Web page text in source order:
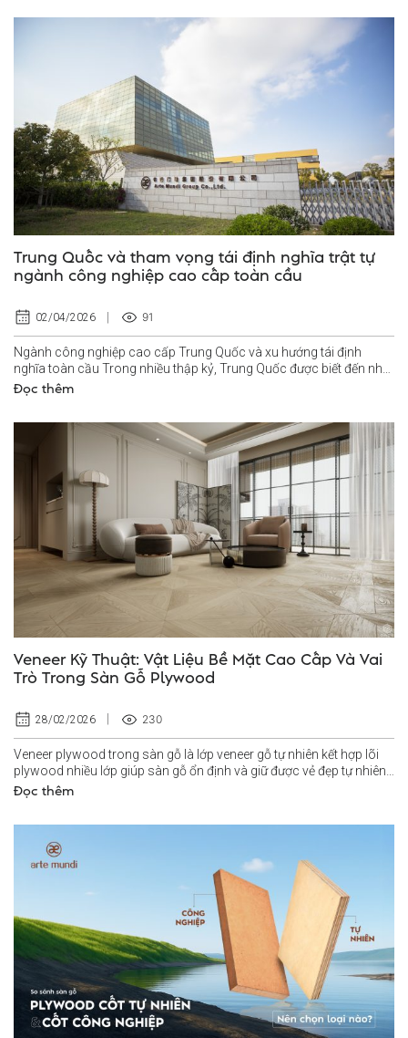
Trung Quốc và tham vọng tái định nghĩa trật tự
ngành công nghiệp cao cấp toàn cầu
02/04/2026 91
Ngành công nghiệp cao cấp Trung Quốc và xu hướng tái định
nghĩa toàn cầu Trong nhiều thập kỷ, Trung Quốc được biết đến như
“công xưởng của thế giới”...
Đọc thêm
Veneer Kỹ Thuật: Vật Liệu Bề Mặt Cao Cấp Và Vai
Trò Trong Sàn Gỗ Plywood
28/02/2026 230
Veneer plywood trong sàn gỗ là lớp veneer gỗ tự nhiên kết hợp lõi
plywood nhiều lớp giúp sàn gỗ ổn định và giữ được vẻ đẹp tự nhiên
lâu...
Đọc thêm